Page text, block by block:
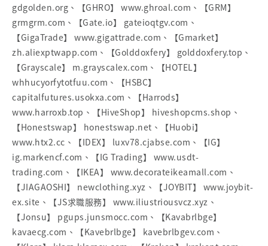
gdgolden.org、【GHRO】 www.ghroal.com、【GRM】
grmgrm.com、【Gate.io】 gateioqtgv.com、
【GigaTrade】 www.gigattrade.com、【Gmarket】
zh.aliexptwapp.com、【Golddoxfery】 golddoxfery.top、
【Grayscale】 m.grayscalex.com、【HOTEL】
whhucyorfytotfuu.com、【HSBC】
capitalfutures.usokxa.com、【Harrods】
www.harroxb.top、【HiveShop】 hiveshopcms.shop、
【Honestswap】 honestswap.net、【Huobi】
www.htx2.cc、【IDEX】 luxv78.cjabse.com、【IG】
ig.markencf.com、【IG Trading】 www.usdt-
trading.com、【IKEA】 www.decorateikeamall.com、
【JIAGAOSHI】 newclothing.xyz、【JOYBIT】 www.joybit-
ex.site、【JS求職服務】 www.iliustriousvcz.xyz、
【Jonsu】 pgups.junsmocc.com、【Kavabrlbge】
kavaecg.com、【Kavebrlbge】 kavebrlbgev.com、